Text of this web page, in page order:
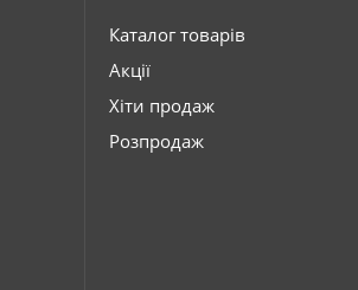
Каталог товарів
Акції
Хіти продаж
Розпродаж